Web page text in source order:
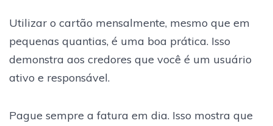
Utilizar o cartão mensalmente, mesmo que em
pequenas quantias, é uma boa prática. Isso
demonstra aos credores que você é um usuário
ativo e responsável.
Pague sempre a fatura em dia. Isso mostra que